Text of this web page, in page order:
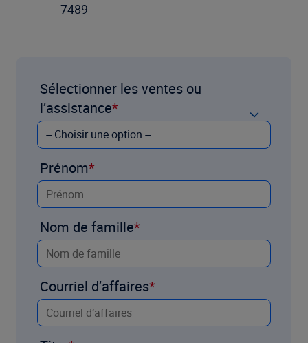
7489
Sélectionner les ventes ou
l’assistance
Prénom
Nom de famille
Courriel d’affaires